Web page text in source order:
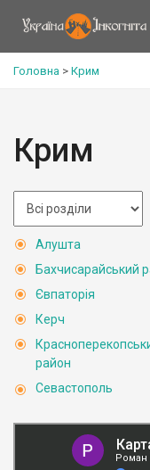
Головна > Крим
Крим
Алушта
Бахчисарайський
Євпаторія
Керч
район
Севастополь